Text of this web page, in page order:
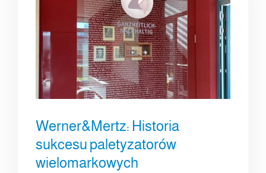
Werner&Mertz: Historia
sukcesu paletyzatorów
wielomarkowych